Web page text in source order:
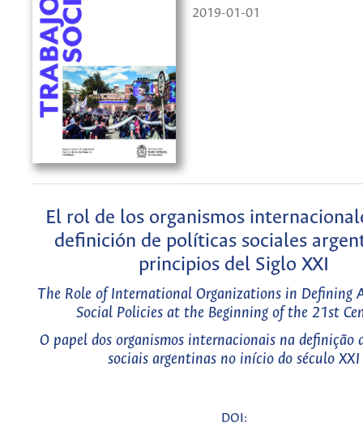
2019-01-01
El rol de los organismos
definición de políticas sociales
principios del Siglo XXI
The Role of International Organizations in Defining
Social Policies at the Beginning of the 21st
O papel dos organismos internacionais na definição
sociais argentinas no início do século XXI
DOI: